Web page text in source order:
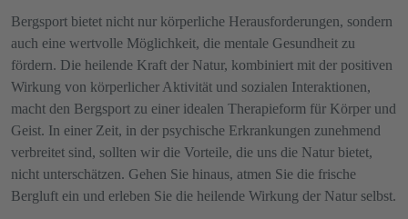
Bergsport bietet nicht nur körperliche Herausforderungen, sondern
auch eine wertvolle Möglichkeit, die mentale Gesundheit zu
fördern. Die heilende Kraft der Natur, kombiniert mit der positiven
Wirkung von körperlicher Aktivität und sozialen Interaktionen,
macht den Bergsport zu einer idealen Therapieform für Körper und
Geist. In einer Zeit, in der psychische Erkrankungen zunehmend
verbreitet sind, sollten wir die Vorteile, die uns die Natur bietet,
nicht unterschätzen. Gehen Sie hinaus, atmen Sie die frische
Bergluft ein und erleben Sie die heilende Wirkung der Natur selbst.